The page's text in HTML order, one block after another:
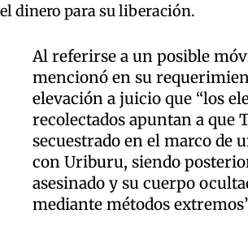
el dinero para su liberación.
Al referirse a un posible
mencionó en su
elevación a juicio que “los
recolectados apuntan a que
secuestrado en el marco de
con Uriburu, siendo
asesinado y su cuerpo
mediante métodos